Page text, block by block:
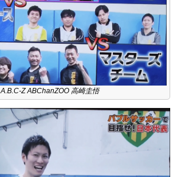
A.B.C-Z ABChanZOO 高崎圭悟